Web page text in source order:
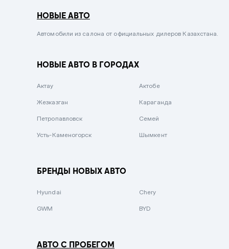
Сиреневый металлик
Вишневый
Зеленый металлик
НОВЫЕ АВТО
Автомобили из салона от официальных дилеров Казахстана.
НОВЫЕ АВТО В ГОРОДАХ
Актау Актобе
Жезказган Караганда
Петропавловск Семей
Усть-Каменогорск Шымкент
БРЕНДЫ НОВЫХ АВТО
Hyundai Chery
GWM BYD
АВТО С ПРОБЕГОМ